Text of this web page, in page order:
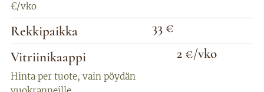
€/vko
Rekkipaikka
33 €
Vitriinikaappi
Hinta per tuote, vain pöydän
2 €/vko